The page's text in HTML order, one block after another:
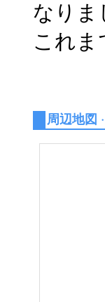
なりま
これま
周辺地図 ・